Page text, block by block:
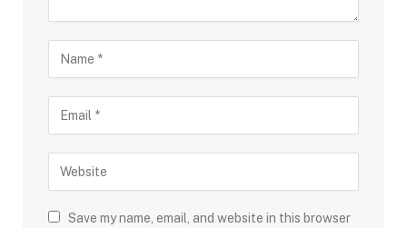
Save my name, email, and website in this browser